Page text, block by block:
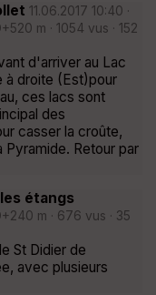
11.06.2017 10:40 ·
m · 1054 vus · 152
d'arriver au Lac
à droite (Est)pour
ces lacs sont
des
casser la croûte,
Pyramide. Retour par
étangs
m · 676 vus · 35
St Didier de
avec plusieurs